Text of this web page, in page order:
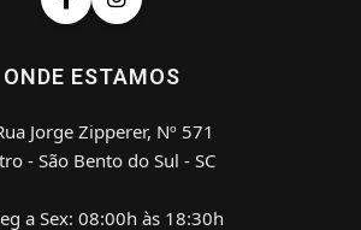
ONDE ESTAMOS
Jorge Zipperer, Nº 571
- São Bento do Sul - SC
a Sex: 08:00h às 18:30h